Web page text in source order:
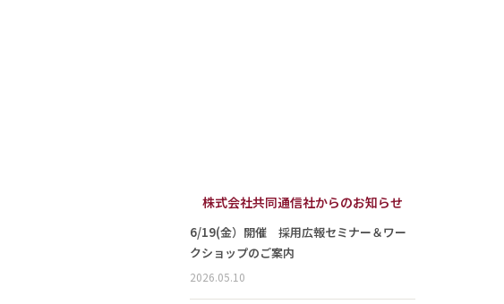
株式会社共同通信社からのお知らせ
6/19(金）開催 採用広報セミナー＆ワー
クショップのご案内
2026.05.10